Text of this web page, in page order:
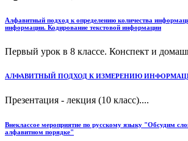
Алфавитный подход к определению количества
информации. Кодирование текстовой информации
Первый урок в 8 классе. Конспект и
АЛФАВИТНЫЙ ПОДХОД К ИЗМЕРЕНИЮ
Презентация - лекция (10 класс)....
Внеклассое мероприятие по русскому языку "Обсудим
алфавитном порядке"